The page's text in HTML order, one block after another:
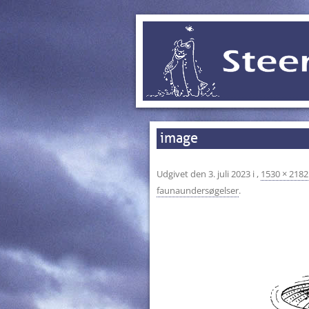
image
Udgivet den 3. juli 2023 i , 1530 × 2182
faunaundersøgelser.